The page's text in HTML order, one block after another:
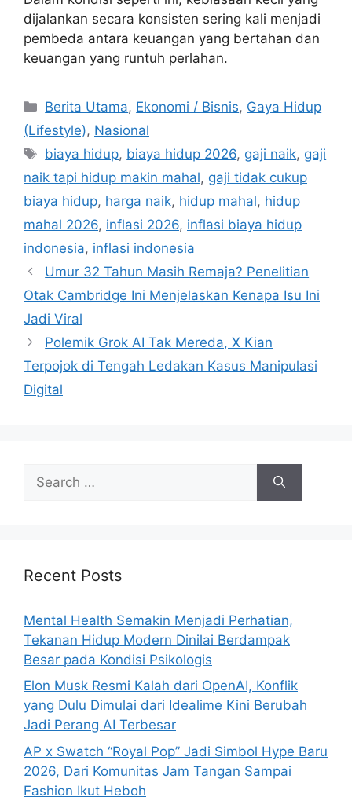
dijalankan secara konsisten sering kali menjadi
pembeda antara keuangan yang bertahan dan
keuangan yang runtuh perlahan.
C
e
g
o
r
s
Berita Utama, Ekonomi / Bisnis, Gaya Hidup
(Lifestyle), Nasional
T
a
s
biaya hidup, biaya hidup 2026, gaji naik, gaji
naik tapi hidup makin mahal, gaji tidak cukup
biaya hidup, harga naik, hidup mahal, hidup
mahal 2026, inflasi 2026, inflasi biaya hidup
indonesia, inflasi indonesia
Umur 32 Tahun Masih Remaja? Penelitian
Otak Cambridge Ini Menjelaskan Kenapa Isu Ini
Jadi Viral
Polemik Grok AI Tak Mereda, X Kian
Terpojok di Tengah Ledakan Kasus Manipulasi
Digital
h
r
:
Recent Posts
Mental Health Semakin Menjadi Perhatian,
Tekanan Hidup Modern Dinilai Berdampak
Besar pada Kondisi Psikologis
Elon Musk Resmi Kalah dari OpenAI, Konflik
yang Dulu Dimulai dari Idealime Kini Berubah
Jadi Perang AI Terbesar
AP x Swatch “Royal Pop” Jadi Simbol Hype Baru
2026, Dari Komunitas Jam Tangan Sampai
Fashion Ikut Heboh